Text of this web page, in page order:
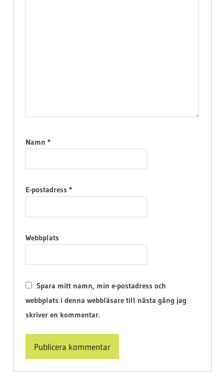
Namn *
E-postadress *
Webbplats
Spara mitt namn, min e-postadress och
webbplats i denna webbläsare till nästa gång jag
skriver en kommentar.
Alternative: